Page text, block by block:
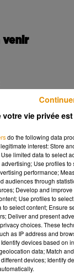
venir
votre vie privée
do the following data
interest: Store
limited data to select
Use profiles to
performance;
audiences through
Develop and
Use profiles to
select content; Ensure
Deliver and present
choices. These
as IP address and
devices based on
data; Match
devices; Identify